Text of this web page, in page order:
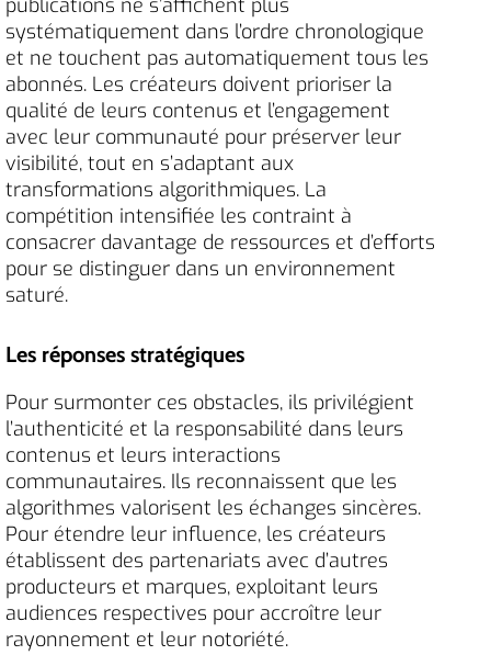
publications ne s’affichent plus
systématiquement dans l’ordre chronologique
et ne touchent pas automatiquement tous les
abonnés. Les créateurs doivent prioriser la
qualité de leurs contenus et l’engagement
avec leur communauté pour préserver leur
visibilité, tout en s’adaptant aux
transformations algorithmiques. La
compétition intensifiée les contraint à
consacrer davantage de ressources et d’efforts
pour se distinguer dans un environnement
saturé.
Les réponses stratégiques
Pour surmonter ces obstacles, ils privilégient
l’authenticité et la responsabilité dans leurs
contenus et leurs interactions
communautaires. Ils reconnaissent que les
algorithmes valorisent les échanges sincères.
Pour étendre leur influence, les créateurs
établissent des partenariats avec d’autres
producteurs et marques, exploitant leurs
audiences respectives pour accroître leur
rayonnement et leur notoriété.